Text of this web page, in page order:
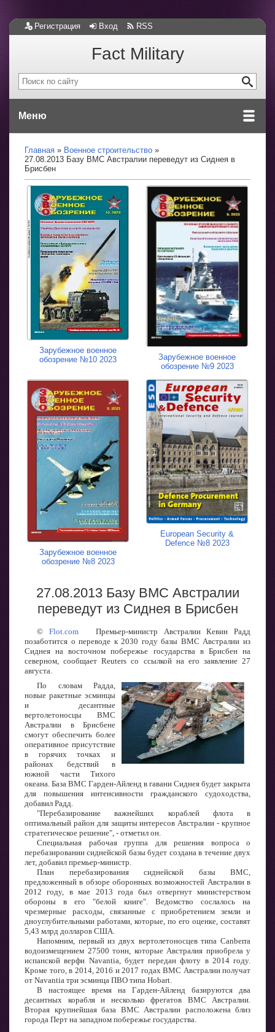
Регистрация Вход RSS
Fact Military
Меню
Главная
Военное строительство
27.08.2013 Базу ВМС Австралии переведут из Сиднея в
Брисбен
Зарубежное военное
обозрение №10 2023
Зарубежное военное
обозрение №9 2023
Зарубежное военное
обозрение №8 2023
European Security &
Defence №8 2023
27.08.2013 Базу ВМС Австралии
переведут из Сиднея в Брисбен
© Flot.com
Премьер-министр Австралии Кевин Радд
позаботится о переводе к 2030 году базы ВМС Австралии из
Сиднея на восточном побережье государства в Брисбен на
северном, сообщает Reuters со ссылкой на его заявление 27
августа.
По словам Радда,
новые ракетные эсминцы
и десантные
вертолетоносцы ВМС
Австралии в Брисбене
смогут обеспечить более
оперативное присутствие
в горячих точках и
районах бедствий в
южной части Тихого
океана. База ВМС Гарден-Айленд в гавани Сиднея будет закрыта
для повышения интенсивности гражданского судоходства,
добавил Радд.
"Перебазирование важнейших кораблей флота в
оптимальный район для защиты интересов Австралии - крупное
стратегическое решение", - отметил он.
Специальная рабочая группа для решения вопроса о
перебазировании сиднейской базы будет создана в течение двух
лет, добавил премьер-министр.
План перебазирования сиднейской базы ВМС,
предложенный в обзоре оборонных возможностей Австралии в
2012 году, в мае 2013 года был отвергнут министерством
обороны в его "белой книге". Ведомство сослалось на
чрезмерные расходы, связанные с приобретением земли и
дноуглубительными работами, которые, по его оценке, составят
5,43 млрд долларов США.
Напомним, первый из двух вертолетоносцев типа Canberra
водоизмещением 27500 тонн, которые Австралия приобрела у
испанской верфи Navantia, будет передан флоту в 2014 году.
Кроме того, в 2014, 2016 и 2017 годах ВМС Австралии получат
от Navantia три эсминца ПВО типа Hobart.
В настоящее время на Гарден-Айленд базируются два
десантных корабля и несколько фрегатов ВМС Австралии.
Вторая крупнейшая база ВМС Австралии расположена близ
города Перт на западном побережье государства.